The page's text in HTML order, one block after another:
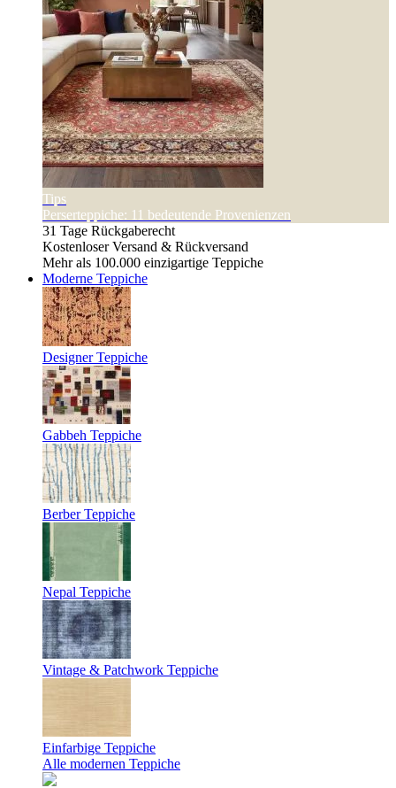
Tips
Perserteppiche: 11 bedeutende Provenienzen
31 Tage Rückgaberecht
Kostenloser Versand & Rückversand
Mehr als 100.000 einzigartige Teppiche
Moderne Teppiche
Designer Teppiche
Gabbeh Teppiche
Berber Teppiche
Nepal Teppiche
Vintage & Patchwork Teppiche
Einfarbige Teppiche
Alle modernen Teppiche